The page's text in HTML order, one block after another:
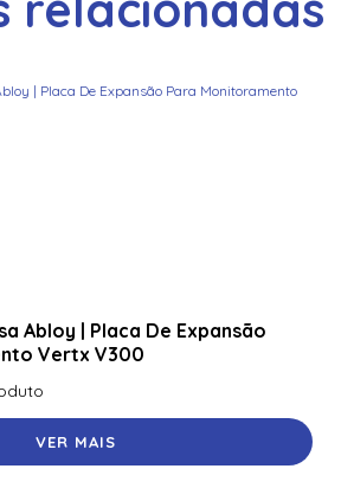
Abloy | Placa De Expansão
Vertx V300
VER MAIS